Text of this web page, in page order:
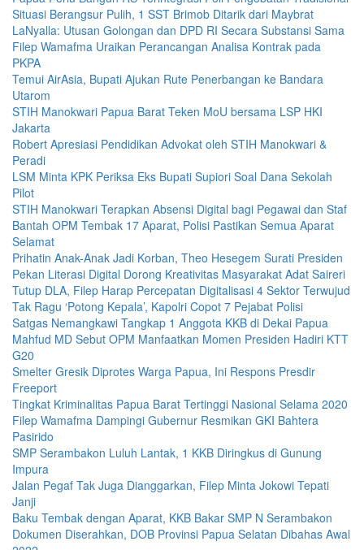
Situasi Berangsur Pulih, 1 SST Brimob Ditarik dari Maybrat
LaNyalla: Utusan Golongan dan DPD RI Secara Substansi Sama
Filep Wamafma Uraikan Perancangan Analisa Kontrak pada
PKPA
Temui AirAsia, Bupati Ajukan Rute Penerbangan ke Bandara
Utarom
STIH Manokwari Papua Barat Teken MoU bersama LSP HKI
Jakarta
Robert Apresiasi Pendidikan Advokat oleh STIH Manokwari &
Peradi
LSM Minta KPK Periksa Eks Bupati Supiori Soal Dana Sekolah
Pilot
STIH Manokwari Terapkan Absensi Digital bagi Pegawai dan Staf
Bantah OPM Tembak 17 Aparat, Polisi Pastikan Semua Aparat
Selamat
Prihatin Anak-Anak Jadi Korban, Theo Hesegem Surati Presiden
Pekan Literasi Digital Dorong Kreativitas Masyarakat Adat Saireri
Tutup DLA, Filep Harap Percepatan Digitalisasi 4 Sektor Terwujud
Tak Ragu ‘Potong Kepala’, Kapolri Copot 7 Pejabat Polisi
Satgas Nemangkawi Tangkap 1 Anggota KKB di Dekai Papua
Mahfud MD Sebut OPM Manfaatkan Momen Presiden Hadiri KTT
G20
Smelter Gresik Diprotes Warga Papua, Ini Respons Presdir
Freeport
Tingkat Kriminalitas Papua Barat Tertinggi Nasional Selama 2020
Filep Wamafma Dampingi Gubernur Resmikan GKI Bahtera
Pasirido
SMP Serambakon Luluh Lantak, 1 KKB Diringkus di Gunung
Impura
Jalan Pegaf Tak Juga Dianggarkan, Filep Minta Jokowi Tepati
Janji
Baku Tembak dengan Aparat, KKB Bakar SMP N Serambakon
Dokumen Diserahkan, DOB Provinsi Papua Selatan Dibahas Awal